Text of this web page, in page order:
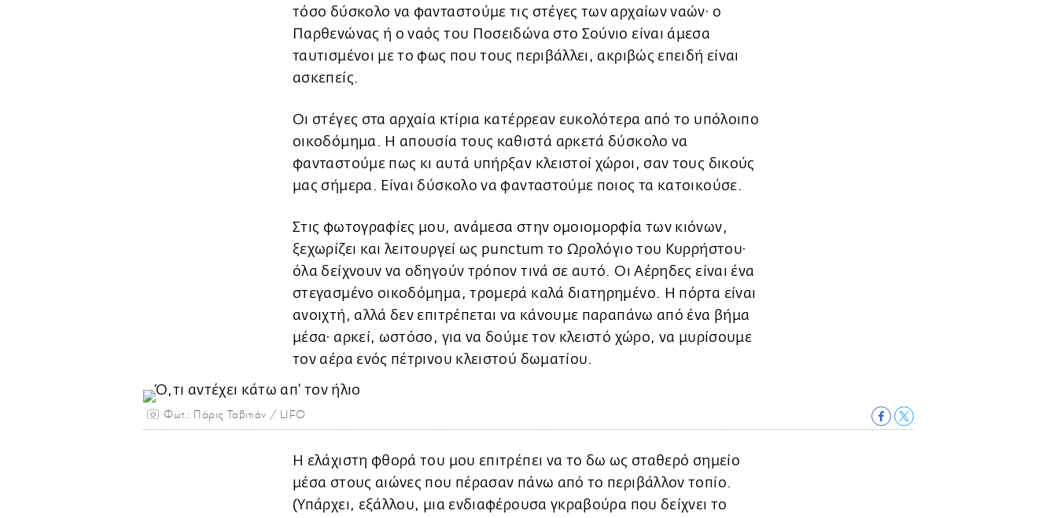
τόσο δύσκολο να φανταστούμε τις στέγες των αρχαίων ναών· ο
Παρθενώνας ή ο ναός του Ποσειδώνα στο Σούνιο είναι άμεσα
ταυτισμένοι με το φως που τους περιβάλλει, ακριβώς επειδή είναι
ασκεπείς.
Οι στέγες στα αρχαία κτίρια κατέρρεαν ευκολότερα από το υπόλοιπο
οικοδόμημα. Η απουσία τους καθιστά αρκετά δύσκολο να
φανταστούμε πως κι αυτά υπήρξαν κλειστοί χώροι, σαν τους δικούς
μας σήμερα. Είναι δύσκολο να φανταστούμε ποιος τα κατοικούσε.
Στις φωτογραφίες μου, ανάμεσα στην ομοιομορφία των κιόνων,
ξεχωρίζει και λειτουργεί ως punctum το Ωρολόγιο του Κυρρήστου·
όλα δείχνουν να οδηγούν τρόπον τινά σε αυτό. Οι Αέρηδες είναι ένα
στεγασμένο οικοδόμημα, τρομερά καλά διατηρημένο. Η πόρτα είναι
ανοιχτή, αλλά δεν επιτρέπεται να κάνουμε παραπάνω από ένα βήμα
μέσα· αρκεί, ωστόσο, για να δούμε τον κλειστό χώρο, να μυρίσουμε
τον αέρα ενός πέτρινου κλειστού δωματίου.
Φωτ.: Πάρις Ταβιτιάν / LIFO
Η ελάχιστη φθορά του μου επιτρέπει να το δω ως σταθερό σημείο
μέσα στους αιώνες που πέρασαν πάνω από το περιβάλλον τοπίο.
(Υπάρχει, εξάλλου, μια ενδιαφέρουσα γκραβούρα που δείχνει το